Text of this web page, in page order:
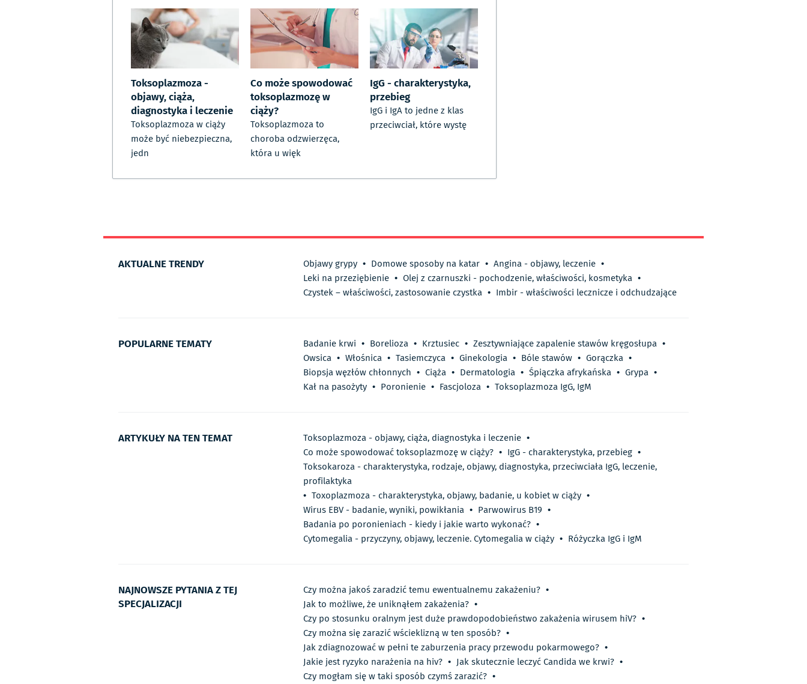
Toksoplazmoza -
objawy, ciąża,
diagnostyka i leczenie
Toksoplazmoza w ciąży
może być niebezpieczna,
jedn
Co może spowodować
toksoplazmozę w
ciąży?
Toksoplazmoza to
choroba odzwierzęca,
która u więk
IgG - charakterystyka,
przebieg
IgG i IgA to jedne z klas
przeciwciał, które wystę
AKTUALNE TRENDY Objawy grypy • Domowe sposoby na katar • Angina - objawy, leczenie •
Leki na przeziębienie • Olej z czarnuszki - pochodzenie, właściwości, kosmetyka •
Czystek – właściwości, zastosowanie czystka • Imbir - właściwości lecznicze i odchudzające
POPULARNE TEMATY Badanie krwi • Borelioza • Krztusiec • Zesztywniające zapalenie stawów kręgosłupa •
Owsica • Włośnica • Tasiemczyca • Ginekologia • Bóle stawów • Gorączka •
Biopsja węzłów chłonnych • Ciąża • Dermatologia • Śpiączka afrykańska • Grypa •
Kał na pasożyty • Poronienie • Fascjoloza • Toksoplazmoza IgG, IgM
ARTYKUŁY NA TEN TEMAT Toksoplazmoza - objawy, ciąża, diagnostyka i leczenie •
Co może spowodować toksoplazmozę w ciąży? • IgG - charakterystyka, przebieg •
Toksokaroza - charakterystyka, rodzaje, objawy, diagnostyka, przeciwciała IgG, leczenie,
profilaktyka
• Toxoplazmoza - charakterystyka, objawy, badanie, u kobiet w ciąży •
Wirus EBV - badanie, wyniki, powikłania • Parwowirus B19 •
Badania po poronieniach - kiedy i jakie warto wykonać? •
Cytomegalia - przyczyny, objawy, leczenie. Cytomegalia w ciąży • Różyczka IgG i IgM
NAJNOWSZE PYTANIA Z TEJ
SPECJALIZACJI
Czy można jakoś zaradzić temu ewentualnemu zakażeniu? •
Jak to możliwe, że uniknąłem zakażenia? •
Czy po stosunku oralnym jest duże prawdopodobieństwo zakażenia wirusem hiV? •
Czy można się zarazić wścieklizną w ten sposób? •
Jak zdiagnozować w pełni te zaburzenia pracy przewodu pokarmowego? •
Jakie jest ryzyko narażenia na hiv? • Jak skutecznie leczyć Candida we krwi? •
Czy mogłam się w taki sposób czymś zarazić? •